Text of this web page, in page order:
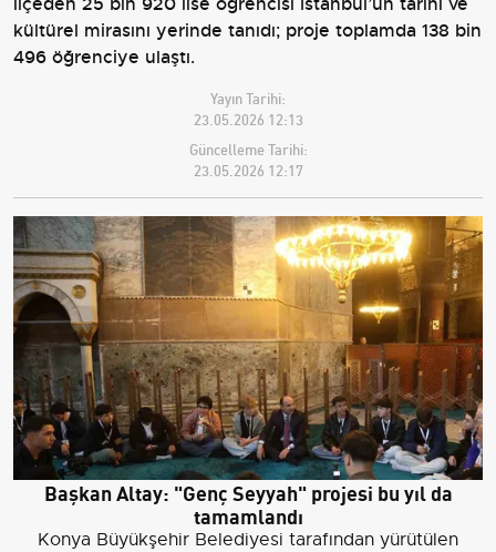
kültürel mirasını yerinde tanıdı; proje toplamda 138 bin
496 öğrenciye ulaştı.
Yayın Tarihi:
23.05.2026 12:13
Güncelleme Tarihi:
23.05.2026 12:17
Başkan Altay: "Genç Seyyah" projesi bu yıl da
tamamlandı
Konya Büyükşehir Belediyesi tarafından yürütülen